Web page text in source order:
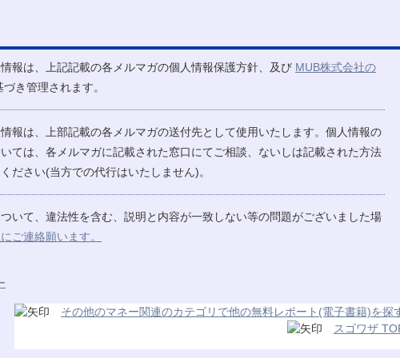
報は、上記記載の各メルマガの個人情報保護方針、及び MUB株式会社の
づき管理されます。
報は、上部記載の各メルマガの送付先として使用いたします。個人情報の
ては、各メルマガに記載された窓口にてご相談、ないしは記載された方法
ださい(当方での代行はいたしません)。
いて、違法性を含む、説明と内容が一致しない等の問題がございました場
ご連絡願います。
その他のマネー関連のカテゴリで他の無料レポート(電子書籍)を探
スゴワザ